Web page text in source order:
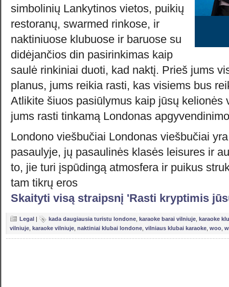
simbolinių Lankytinos vietos, puikių
restoranų, swarmed rinkose, ir
naktiniuose klubuose ir baruose su
didėjančios din pasirinkimas kaip
saulė rinkiniai duoti, kad naktį. Prieš jums
planus, jums reikia rasti, kas visiems bus
Atlikite šiuos pasiūlymus kaip jūsų kelionės
jums rasti tinkamą Londonas
Londono viešbučiai Londonas viešbučiai
pasaulyje, jų pasaulinės klasės leisures ir
to, jie turi įspūdingą atmosfera ir puikus
tam tikrų eros
Skaityti visą straipsnį 'Rasti kryptimis
Legal | kada daugiausia turistu londone karaoke barai vilniuje karaoke
vilniuje karaoke vilniuje naktiniai klubai londone vilniaus klubai karaoke woo